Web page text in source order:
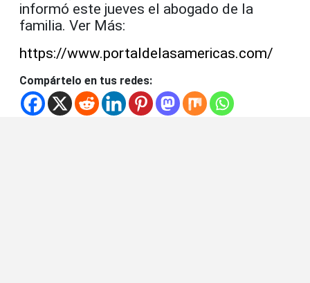
informó este jueves el abogado de la
familia. Ver Más:
https://www.portaldelasamericas.com/
Compártelo en tus redes: